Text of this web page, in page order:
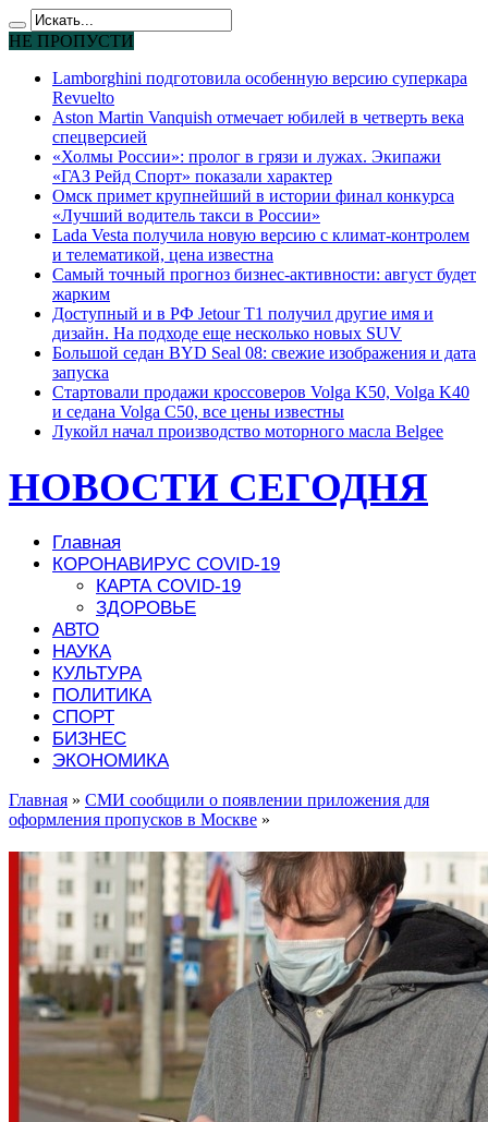
НЕ ПРОПУСТИ
Lamborghini подготовила особенную версию суперкара
Revuelto
Aston Martin Vanquish отмечает юбилей в четверть века
спецверсией
«Холмы России»: пролог в грязи и лужах. Экипажи
«ГАЗ Рейд Спорт» показали характер
Омск примет крупнейший в истории финал конкурса
«Лучший водитель такси в России»
Lada Vesta получила новую версию с климат-контролем
и телематикой, цена известна
Самый точный прогноз бизнес-активности: август будет
жарким
Доступный и в РФ Jetour T1 получил другие имя и
дизайн. На подходе еще несколько новых SUV
Большой седан BYD Seal 08: свежие изображения и дата
запуска
Стартовали продажи кроссоверов Volga K50, Volga K40
и седана Volga C50, все цены известны
Лукойл начал производство моторного масла Belgee
НОВОСТИ СЕГОДНЯ
Главная
КОРОНАВИРУС COVID-19
КАРТА COVID-19
ЗДОРОВЬЕ
АВТО
НАУКА
КУЛЬТУРА
ПОЛИТИКА
СПОРТ
БИЗНЕС
ЭКОНОМИКА
Главная » СМИ сообщили о появлении приложения для
оформления пропусков в Москве »